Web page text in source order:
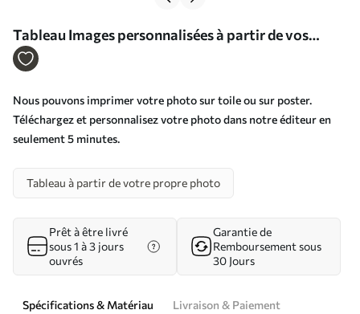
Tableau Images personnalisées à partir de vos
photos Nr s33336
Nous pouvons imprimer votre photo sur toile ou sur poster.
Téléchargez et personnalisez votre photo dans notre éditeur en
seulement 5 minutes.
Tableau à partir de votre propre photo
Prêt à être livré
sous 1 à 3 jours
ouvrés
Garantie de
Remboursement sous
30 Jours
Spécifications & Matériau
Livraison & Paiement